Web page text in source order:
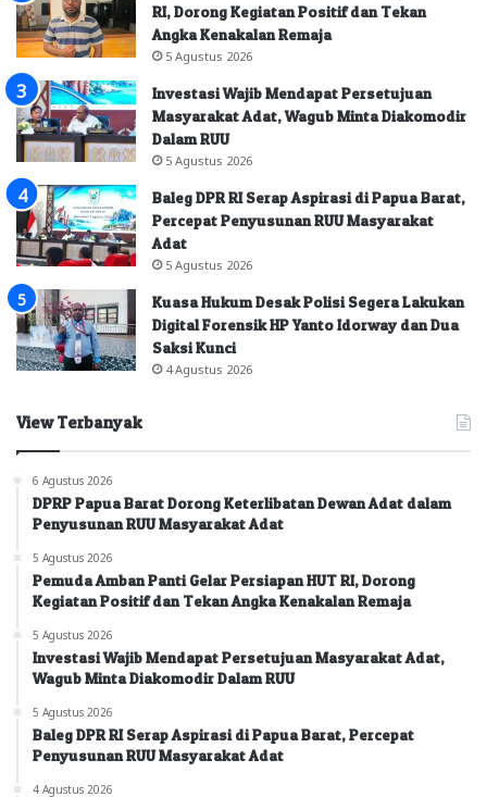
RI, Dorong Kegiatan Positif dan Tekan
Angka Kenakalan Remaja
5 Agustus 2026
Investasi Wajib Mendapat Persetujuan
Masyarakat Adat, Wagub Minta Diakomodir
Dalam RUU
5 Agustus 2026
Baleg DPR RI Serap Aspirasi di Papua Barat,
Percepat Penyusunan RUU Masyarakat
Adat
5 Agustus 2026
Kuasa Hukum Desak Polisi Segera Lakukan
Digital Forensik HP Yanto Idorway dan Dua
Saksi Kunci
4 Agustus 2026
View Terbanyak
6 Agustus 2026
DPRP Papua Barat Dorong Keterlibatan Dewan Adat dalam
Penyusunan RUU Masyarakat Adat
5 Agustus 2026
Pemuda Amban Panti Gelar Persiapan HUT RI, Dorong
Kegiatan Positif dan Tekan Angka Kenakalan Remaja
5 Agustus 2026
Investasi Wajib Mendapat Persetujuan Masyarakat Adat,
Wagub Minta Diakomodir Dalam RUU
5 Agustus 2026
Baleg DPR RI Serap Aspirasi di Papua Barat, Percepat
Penyusunan RUU Masyarakat Adat
4 Agustus 2026